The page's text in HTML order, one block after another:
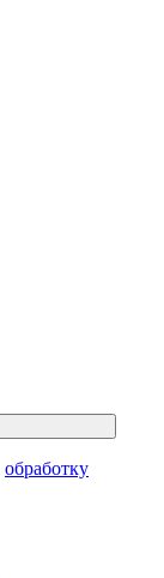
обработку